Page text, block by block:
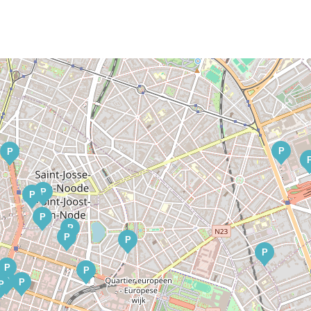
P
P
P
P P
P
P
P
P
P
P
P
P